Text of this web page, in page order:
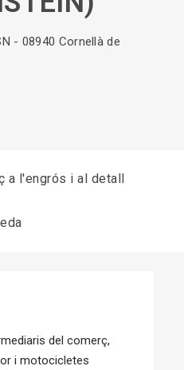
- 08940 Cornellà de
a l'engrós i al detall
del comerç,
i motocicletes